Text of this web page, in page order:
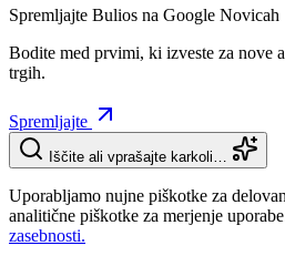
Spremljajte Bulios na Google Novicah
Bodite med prvimi, ki izveste za nove
trgih.
Spremljajte
Iščite ali vprašajte karkoli…
Uporabljamo nujne piškotke za
analitične piškotke za merjenje
zasebnosti.